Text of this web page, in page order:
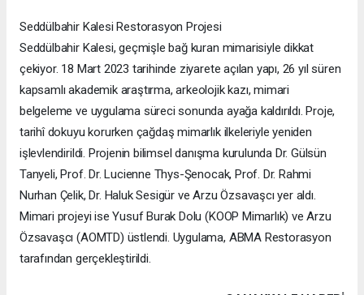
Seddülbahir Kalesi Restorasyon Projesi
Seddülbahir Kalesi, geçmişle bağ kuran mimarisiyle dikkat
çekiyor. 18 Mart 2023 tarihinde ziyarete açılan yapı, 26 yıl süren
kapsamlı akademik araştırma, arkeolojik kazı, mimari
belgeleme ve uygulama süreci sonunda ayağa kaldırıldı. Proje,
tarihî dokuyu korurken çağdaş mimarlık ilkeleriyle yeniden
işlevlendirildi. Projenin bilimsel danışma kurulunda Dr. Gülsün
Tanyeli, Prof. Dr. Lucienne Thys-Şenocak, Prof. Dr. Rahmi
Nurhan Çelik, Dr. Haluk Sesigür ve Arzu Özsavaşcı yer aldı.
Mimari projeyi ise Yusuf Burak Dolu (KOOP Mimarlık) ve Arzu
Özsavaşcı (AOMTD) üstlendi. Uygulama, ABMA Restorasyon
tarafından gerçekleştirildi.